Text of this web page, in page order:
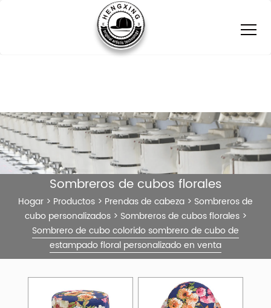
Sombreros de cubos florales
Hogar > Productos > Prendas de cabeza > Sombreros de
cubo personalizados> Sombreros de cubos florales>
Sombrero de cubo colorido sombrero de cubo de
estampado floral personalizado en venta